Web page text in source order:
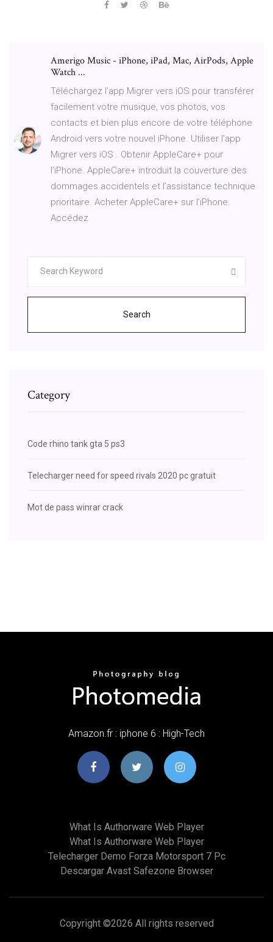
Amerigo Music - iPhone, iPad, Mac, AirPods, Apple
Watch ...
Téléchargez l’app Migrer vers iOS pour transférer
facilement votre musique, vos photos, vos
contacts et bien plus encore de votre téléphone
Android vers votre nouvel iPhone. Utiliser l’app
Migrer vers iOS . Obtenir AppleCare+ pour
l’iPhone. AppleCare+ introduit la couverture des
dommages accidentels et l’assistance technique
prioritaire. Acheter AppleCare+ sur l’iPhone.
Accédez
Search
Category
Code rhino tank gta 5 ps3
Telecharger need for speed rivals 2020 pc gratuit
Mot de pass winrar crack
Amazon.fr : iphone 6 : High-Tech
What Is Authorware Web Player
What Is Authorware Web Player
Telecharger Demo Forza Motorsport 7 Pc
Descargar Avast Safezone Browser
Copyright ©2026 All rights reserved